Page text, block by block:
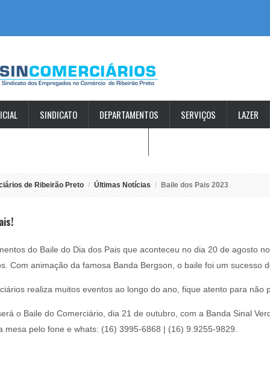
SINDICATO DEPARTAMENTOS SERVIÇOS LAZER
de Ribeirão Preto Últimas Notícias Baile dos Pais 2023
do Baile do Dia dos Pais que aconteceu no dia 20 de agosto
Com animação da famosa Banda Bergson, o baile foi um sucesso
realiza muitos eventos ao longo do ano, fique atento para não
o Baile do Comerciário, dia 21 de outubro, com a Banda Sinal
mesa pelo fone e whats: (16) 3995-6868 | (16) 9.9255-9829.